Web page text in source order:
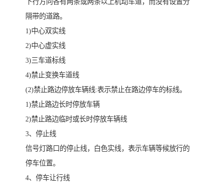
下行方向各有两条或两条以上机动车道，而没有设置分
隔带的道路。
1)中心双实线
2)中心虚实线
3)三车道标线
4)禁止变换车道线
(2)禁止路边停放车辆线:表示禁止在路边停车的标线。
1)禁止路边长时停放车辆
2)禁止路边临时或长时停放车辆线
3、停止线
信号灯路口的停止线，白色实线，表示车辆等候放行的
停车位置。
4、停车让行线